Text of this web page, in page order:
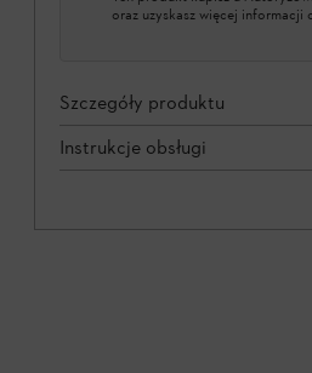
oraz uzyskasz więcej informacji
Szczegóły produktu
Instrukcje obsługi